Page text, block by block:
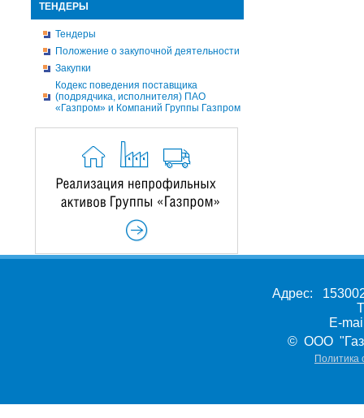
ТЕНДЕРЫ
Тендеры
Положение о закупочной деятельности
Закупки
Кодекс поведения поставщика
(подрядчика, исполнителя) ПАО
«Газпром» и Компаний Группы Газпром
Адрес:
E-
© ООО
Политика